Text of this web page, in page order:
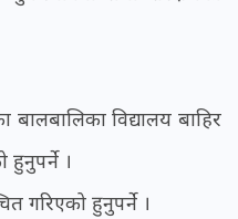
बालबालिका विद्यालय बाहिर
।
गरिएको हुनुपर्ने ।